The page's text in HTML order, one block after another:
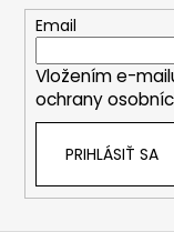
Email
Vložením e-
ochrany
PRIHLÁSIŤ SA